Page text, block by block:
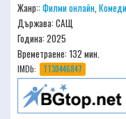
Жанр::Филми онлайн,
Държава: САЩ
Година: 2025
Времетраене:132 мин.
IMDb: TT30446847